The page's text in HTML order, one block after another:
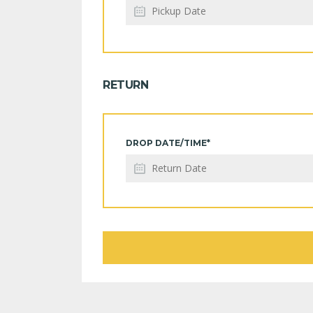
RETURN
DROP DATE/TIME*